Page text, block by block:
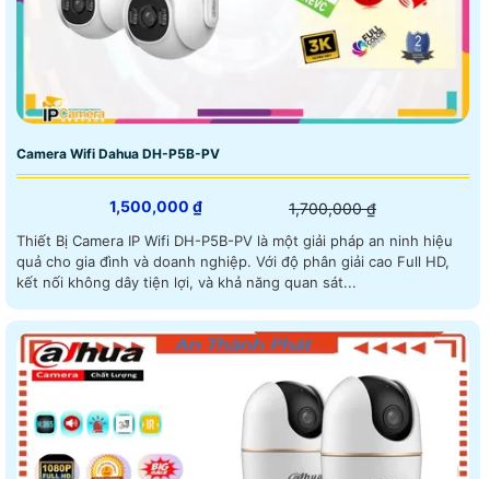
Camera Wifi Dahua DH-P5B-PV
1,500,000 ₫ 1,700,000 ₫
Thiết Bị Camera IP Wifi DH-P5B-PV là một giải pháp an ninh hiệu
quả cho gia đình và doanh nghiệp. Với độ phân giải cao Full HD,
kết nối không dây tiện lợi, và khả năng quan sát...